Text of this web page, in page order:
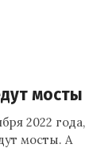
мосты
2022 года,
мосты. А